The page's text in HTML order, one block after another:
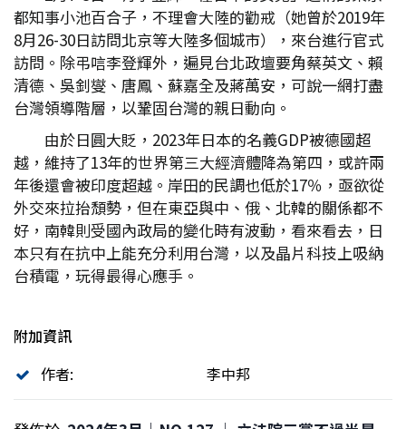
都知事小池百合子，不理會大陸的勸戒（她曾於2019年
8月26-30日訪問北京等大陸多個城市），來台進行官式
訪問。除弔唁李登輝外，遍見台北政壇要角蔡英文、賴
清德、吳釗燮、唐鳳、蘇嘉全及蔣萬安，可說一網打盡
台灣領導階層，以鞏固台灣的親日動向。
由於日圓大貶，2023年日本的名義GDP被德國超
越，維持了13年的世界第三大經濟體降為第四，或許兩
年後還會被印度超越。岸田的民調也低於17％，亟欲從
外交來拉抬頹勢，但在東亞與中、俄、北韓的關係都不
好，南韓則受國內政局的變化時有波動，看來看去，日
本只有在抗中上能充分利用台灣，以及晶片科技上吸納
台積電，玩得最得心應手。
附加資訊
作者:
李中邦